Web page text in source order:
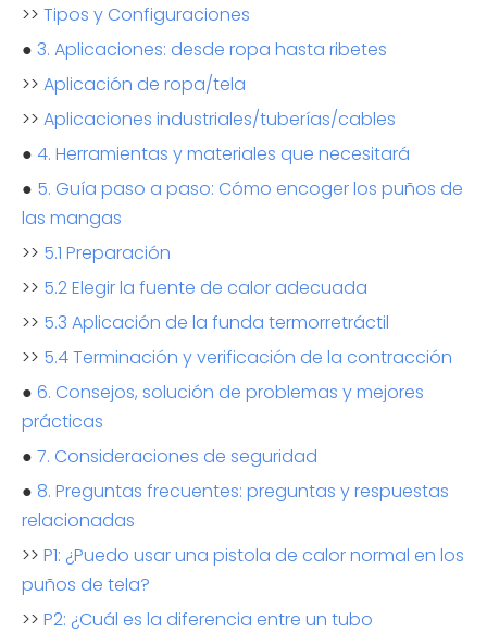
>> Tipos y Configuraciones
● 3. Aplicaciones: desde ropa hasta ribetes
>> Aplicación de ropa/tela
>> Aplicaciones industriales/tuberías/cables
● 4. Herramientas y materiales que necesitará
● 5. Guía paso a paso: Cómo encoger los puños de
las mangas
>> 5.1 Preparación
>> 5.2 Elegir la fuente de calor adecuada
>> 5.3 Aplicación de la funda termorretráctil
>> 5.4 Terminación y verificación de la contracción
● 6. Consejos, solución de problemas y mejores
prácticas
● 7. Consideraciones de seguridad
● 8. Preguntas frecuentes: preguntas y respuestas
relacionadas
>> P1: ¿Puedo usar una pistola de calor normal en los
puños de tela?
>> P2: ¿Cuál es la diferencia entre un tubo